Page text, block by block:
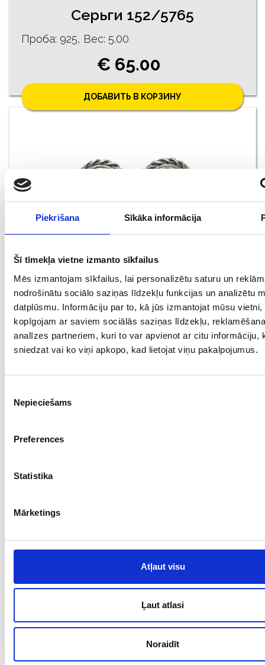
Piekrišana Sīkāka informācija
Šī tīmekļa vietne izmanto sīkfailus
Mēs izmantojam sīkfailus, lai personalizētu saturu un
nodrošinātu sociālo saziņas līdzekļu funkcijas un analizētu
datplūsmu. Informāciju par to, kā jūs izmantojat mūsu
kopīgojam ar saviem sociālās saziņas līdzekļu,
analīzes partneriem, kuri to var apvienot ar citu informāciju,
sniedzat vai ko viņi apkopo, kad lietojat viņu pakalpojumus.
izvēle
Nepieciešams
Preferences
Statistika
Mārketings
Atļaut visu
Ļaut atlasi
Noraidīt
Серьги 152/5765
Проба: 925, Bес: 5.00
€ 65.00
ДОБАВИТЬ В КОРЗИНУ
Cерьги 95/1165
Проба: 925, Bес: 7.00
€ 65.00
ДОБАВИТЬ В КОРЗИНУ
€ 65.00
ДОБАВИТЬ В КОРЗИНУ